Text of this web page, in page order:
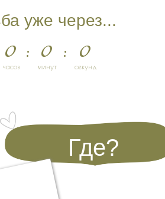
уже через...
Где?
0
часов
: 0
минут
: 0
секунд